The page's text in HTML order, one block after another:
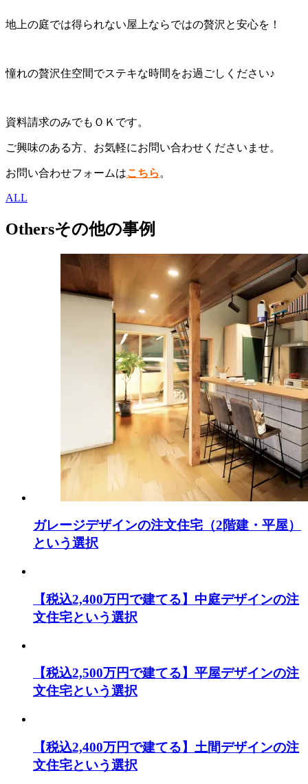
地上の庭では得られない屋上ならではの贅沢と安心を！
憧れの贅沢住空間でステキな時間をお過ごしください♪
資料請求のみでもＯＫです。
ご興味のある方、お気軽にお問い合わせくださいませ。
お問い合わせフォームはこちら 。
ALL
Othersその他の事例
ガレージデザインの注文住宅（2階建・平屋）
という選択
【税込2,400万円で建てる】中庭デザインの注
文住宅という選択
【税込2,500万円で建てる】平屋デザインの注
文住宅という選択
【税込2,400万円で建てる】土間デザインの注
文住宅という選択